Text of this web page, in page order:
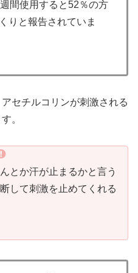
間使用すると52％の方
りと報告されていま
セチルコリンが刺激される
。
とか汗が止まるかと言う
して刺激を止めてくれる